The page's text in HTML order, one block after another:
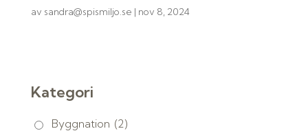
av sandra@spismiljo.se | nov 8, 2024
Kategori
Byggnation (2)